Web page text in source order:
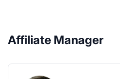
Affiliate Manager